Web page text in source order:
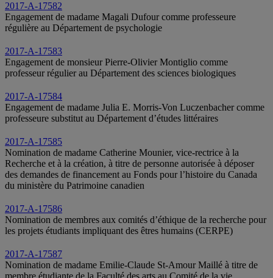
2017-A-17582
Engagement de madame Magali Dufour comme professeure
régulière au Département de psychologie
2017-A-17583
Engagement de monsieur Pierre-Olivier Montiglio comme
professeur régulier au Département des sciences biologiques
2017-A-17584
Engagement de madame Julia E. Morris-Von Luczenbacher comme
professeure substitut au Département d’études littéraires
2017-A-17585
Nomination de madame Catherine Mounier, vice-rectrice à la
Recherche et à la création, à titre de personne autorisée à déposer
des demandes de financement au Fonds pour l’histoire du Canada
du ministère du Patrimoine canadien
2017-A-17586
Nomination de membres aux comités d’éthique de la recherche pour
les projets étudiants impliquant des êtres humains (CERPE)
2017-A-17587
Nomination de madame Emilie-Claude St-Amour Maillé à titre de